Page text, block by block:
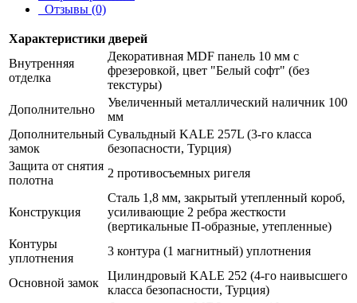
Отзывы (0)
Характеристики дверей
Внутренняя
отделка
Декоративная MDF панель 10 мм с
фрезеровкой, цвет "Белый софт" (без
текстуры)
Дополнительно
Увеличенный металлический наличник 100
мм
Дополнительный
замок
Сувальдный KALE 257L (3-го класса
безопасности, Турция)
Защита от снятия
полотна
2 противосъемных ригеля
Конструкция
Сталь 1,8 мм, закрытый утепленный короб,
усиливающие 2 ребра жесткости
(вертикальные П-образные, утепленные)
Контуры
уплотнения
3 контура (1 магнитный) уплотнения
Основной замок
Цилиндровый KALE 252 (4-го наивысшего
класса безопасности, Турция)